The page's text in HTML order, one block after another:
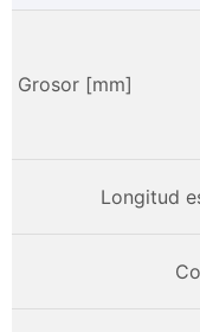
Grosor [mm]
Longitud